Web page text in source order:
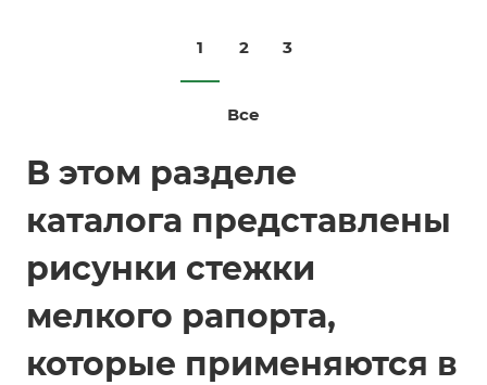
1 2 3
Все
В этом разделе
каталога представлены
рисунки стежки
мелкого рапорта,
которые применяются в